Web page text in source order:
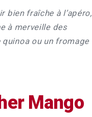
bien fraîche à l’apéro,
à merveille des
ou un fromage
Mango